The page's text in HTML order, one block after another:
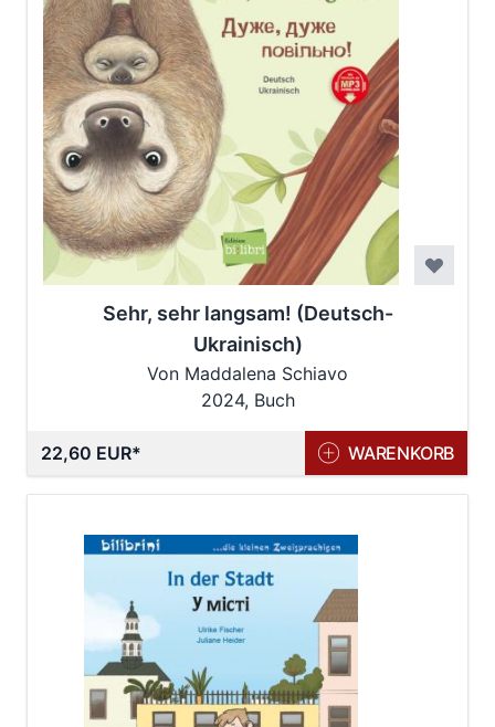
Sehr, sehr langsam! (Deutsch-
Ukrainisch)
Von Maddalena Schiavo
2024, Buch
22,60 EUR WARENKORB